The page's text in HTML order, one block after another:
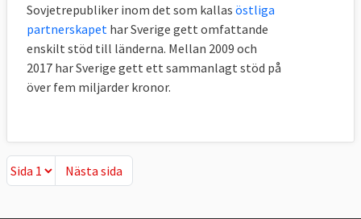
Sovjetrepubliker inom det som kallas östliga
partnerskapet har Sverige gett omfattande
enskilt stöd till länderna. Mellan 2009 och
2017 har Sverige gett ett sammanlagt stöd på
över fem miljarder kronor.
Nästa sida
Nästa sida